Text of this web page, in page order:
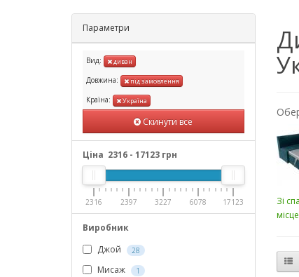
Параметри
Вид: диван
Довжина: під замовлення
Країна: Україна
Скинути все
Ціна 2316 - 17123 грн
2316 2397 3227 6078 17123
Виробник
Джой
28
Мисаж 1
Зі